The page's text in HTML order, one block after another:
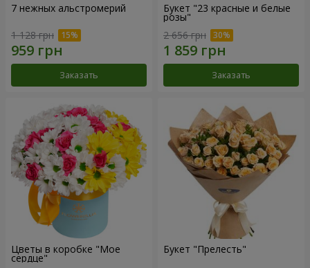
7 нежных альстромерий
1 128 грн
Заказать
Букет "23 красные и белые
розы"
2 656 грн
Заказать
Цветы в коробке "Мое
сердце"
Букет "Прелесть"